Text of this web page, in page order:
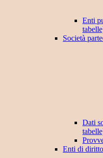
Enti
Società
Dati
Enti di